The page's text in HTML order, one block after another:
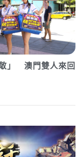
」 澳門雙人來回